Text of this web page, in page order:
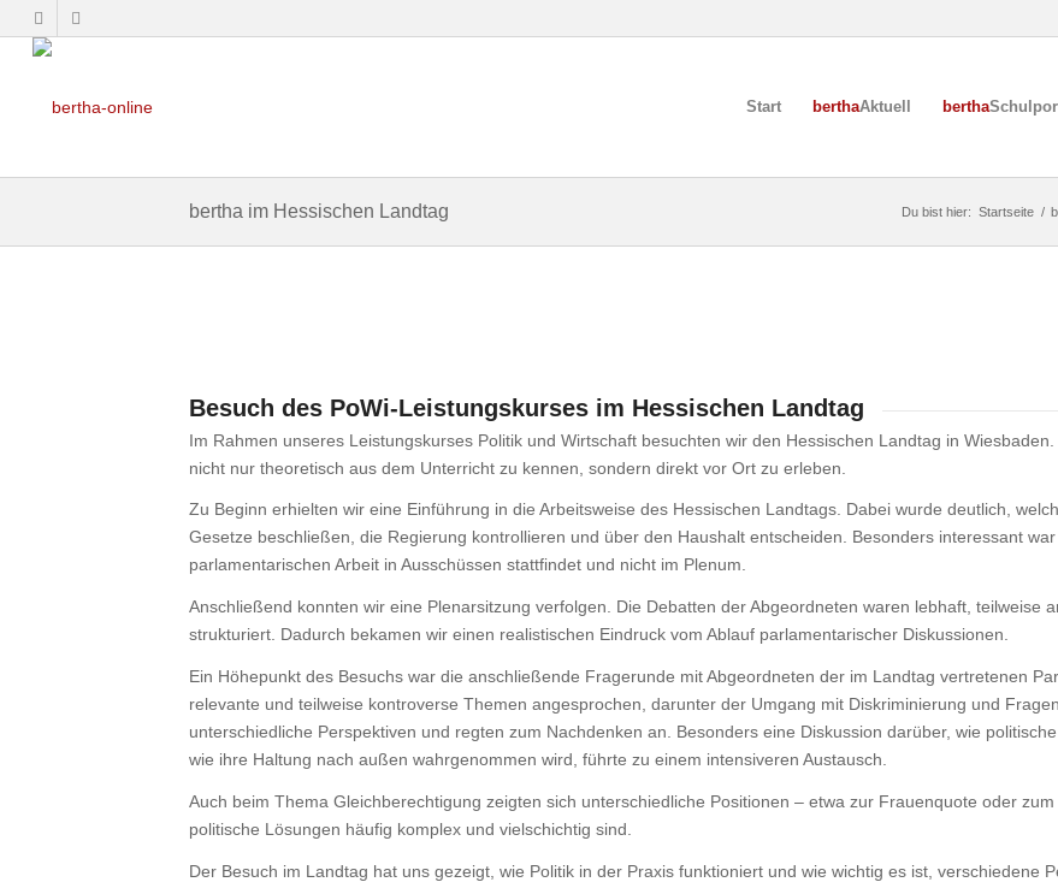
Start berthaAktuell bertha
bertha im Hessischen Landtag Du bist hier: Startseite /
Besuch des PoWi-Leistungskurses im Hessischen Landtag
Im Rahmen unseres Leistungskurses Politik und Wirtschaft besuchten wir den Hessischen Landtag in
nicht nur theoretisch aus dem Unterricht zu kennen, sondern direkt vor Ort zu erleben.
Zu Beginn erhielten wir eine Einführung in die Arbeitsweise des Hessischen Landtags. Dabei wurde deutlich,
Gesetze beschließen, die Regierung kontrollieren und über den Haushalt entscheiden. Besonders interessant
parlamentarischen Arbeit in Ausschüssen stattfindet und nicht im Plenum.
Anschließend konnten wir eine Plenarsitzung verfolgen. Die Debatten der Abgeordneten waren lebhaft, teilweise
strukturiert. Dadurch bekamen wir einen realistischen Eindruck vom Ablauf parlamentarischer Diskussionen.
Ein Höhepunkt des Besuchs war die anschließende Fragerunde mit Abgeordneten der im Landtag vertretenen
relevante und teilweise kontroverse Themen angesprochen, darunter der Umgang mit Diskriminierung und
unterschiedliche Perspektiven und regten zum Nachdenken an. Besonders eine Diskussion darüber, wie
wie ihre Haltung nach außen wahrgenommen wird, führte zu einem intensiveren Austausch.
Auch beim Thema Gleichberechtigung zeigten sich unterschiedliche Positionen – etwa zur Frauenquote oder
politische Lösungen häufig komplex und vielschichtig sind.
Der Besuch im Landtag hat uns gezeigt, wie Politik in der Praxis funktioniert und wie wichtig es ist, verschiedene